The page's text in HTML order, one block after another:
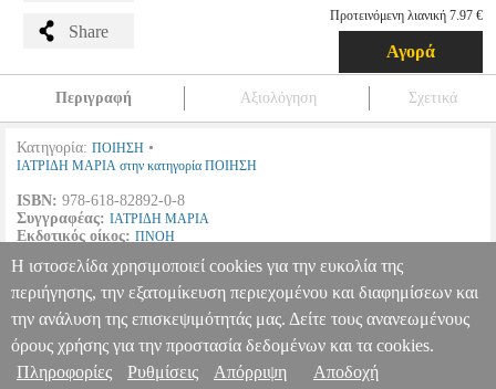
Share
Προτεινόμενη λιανική 7.97 €
Αγορά
Περιγραφή Αξιολόγηση Σχετικά
Κατηγορία: ΠΟΙΗΣΗ •
ΙΑΤΡΙΔΗ ΜΑΡΙΑ στην κατηγορία ΠΟΙΗΣΗ
ISBN: 978-618-82892-0-8
Συγγραφέας: ΙΑΤΡΙΔΗ ΜΑΡΙΑ
Εκδοτικός οίκος: ΠΝΟΗ
Διαστάσεις:15, 5Χ23
Ημερομηνία Έκδοσης: Νοέμβριος 2016
ΧΑΡΑΖΟΝΤΑΣ ΤΑ ΣΥΝΝΕΦΑ BKS.0196004 BKS.0196004
ΙΑΤΡΙΔΗ ΜΑΡΙΑ ΙΑΤΡΙΔΗ ΜΑΡΙΑ ΠΟΙΗΣΗ Κατηγορία: ΠΟΙΗΣΗ
•ΙΑΤΡΙΔΗ ΜΑΡΙΑ στην κατηγορία ΠΟΙΗΣΗ ISBN: 978-618-82892-
0-8 Συγγραφέας: ΙΑΤΡΙΔΗ ΜΑΡΙΑ Εκδοτικός οίκος: ΠΝΟΗ Σελίδες:
Πληροφορίες & Υπηρεσίες >
Η ιστοσελίδα χρησιμοποιεί cookies για την ευκολία της
περιήγησης, την εξατομίκευση περιεχομένου και διαφημίσεων και
την ανάλυση της επισκεψιμότητάς μας. Δείτε τους ανανεωμένους
όρους χρήσης για την προστασία δεδομένων και τα cookies.
Πληροφορίες
Ρυθμίσεις Απόρριψη Αποδοχή